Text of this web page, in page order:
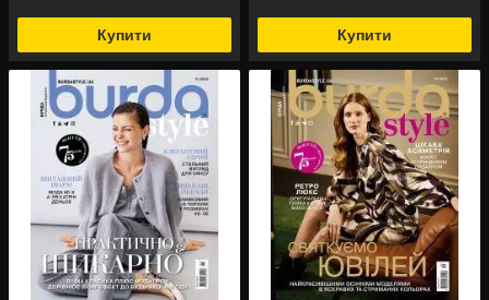
Купити Купити